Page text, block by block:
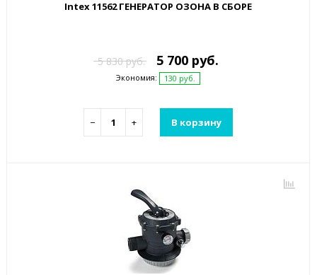
Intex 11562 ГЕНЕРАТОР ОЗОНА В СБОРЕ
5 830 руб. 5 700 руб.
Экономия: 130 руб.
− + В корзину